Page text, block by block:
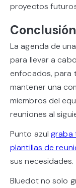
proyectos
Conclusión
La agenda de
para llevar a
enfocados, para
mantener una
miembros del
reuniones al
Punto azulgraba
plantillas de
sus necesidades.
Bluedot no solo